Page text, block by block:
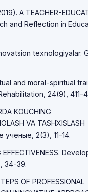
A TEACHER-
and Reflection in
texnologiyalar.
and moral-spiritual
24(9), 411-
KOUCHING
VA TASHXISLASH
ученые, 2(3), 11-14.
34-39.
OF PROFESSIONAL